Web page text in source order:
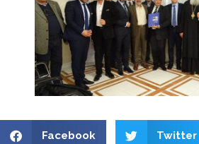
Facebook Twitter